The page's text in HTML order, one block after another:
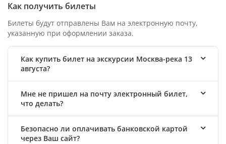
Как получить билеты
Билеты будут отправлены Вам на электронную почту,
указанную при оформлении заказа.
Как купить билет на экскурсии Москва-река 13
августа?
Мне не пришел на почту электронный билет,
что делать?
Безопасно ли оплачивать банковской картой
через Ваш сайт?